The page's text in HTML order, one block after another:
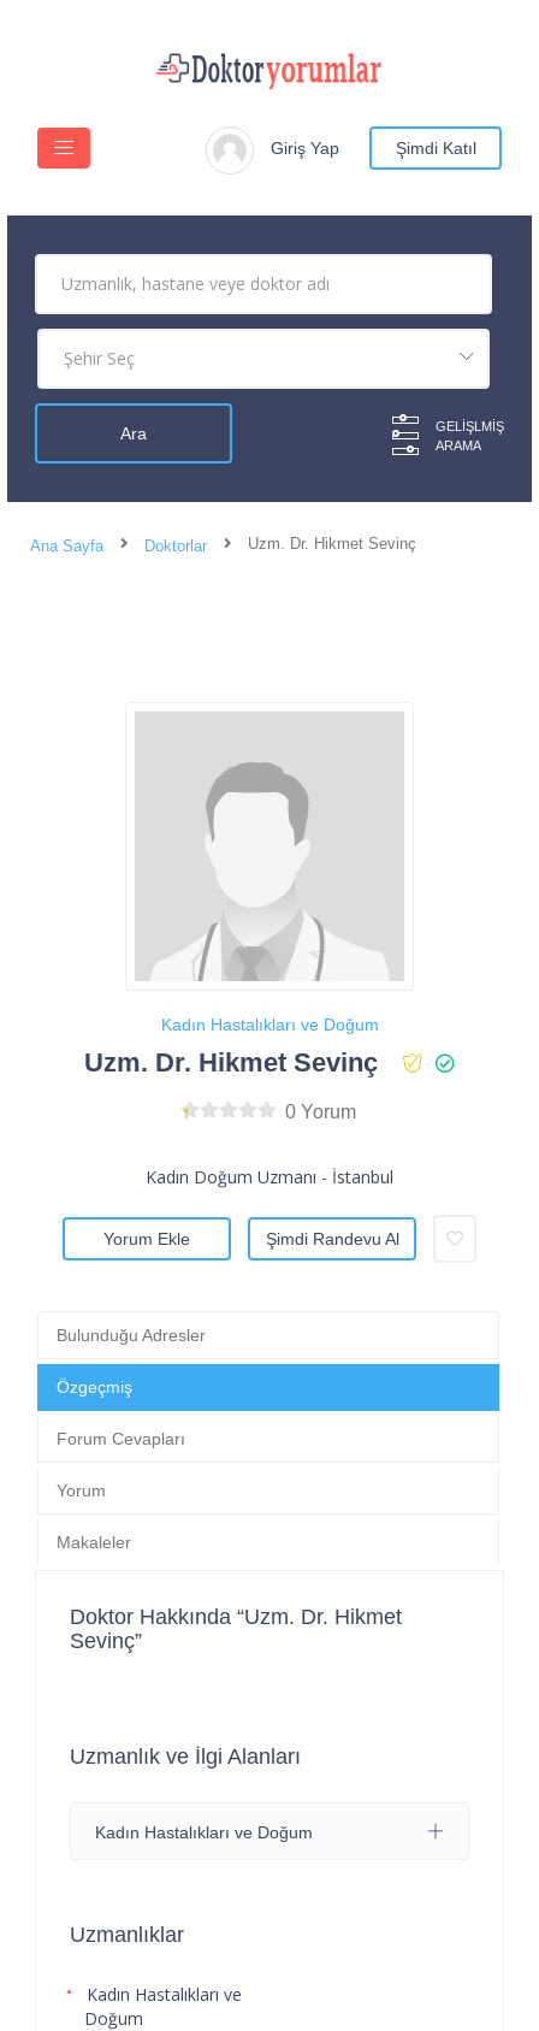
Giriş Yap Şimdi Katıl
GELIŞLMIŞ
ARAMA
Ana Sayfa Doktorlar Uzm. Dr. Hikmet Sevinç
Kadın Hastalıkları ve Doğum
Uzm. Dr. Hikmet Sevinç
0 Yorum
Kadın Doğum Uzmanı - İstanbul
Yorum Ekle Şimdi Randevu Al
Bulunduğu Adresler
Özgeçmiş
Forum Cevapları
Yorum
Makaleler
Doktor Hakkında “Uzm. Dr. Hikmet
Sevinç”
Uzmanlık ve İlgi Alanları
Kadın Hastalıkları ve Doğum
Uzmanlıklar
Kadın Hastalıkları ve
Doğum